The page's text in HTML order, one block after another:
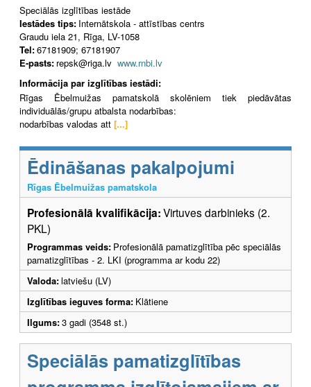
Speciālās izglītības iestāde
Iestādes tips: Internātskola - attīstības centrs
Graudu iela 21, Rīga, LV-1058
Tel:67181909; 67181907
E-pasts: repsk@riga.lv www.rnbi.lv
Informācija par izglītības iestādi:
Rīgas Ēbelmuižas pamatskolā skolēniem tiek piedāvātas
individuālās/grupu atbalsta nodarbības:
nodarbības valodas att [...]
Ēdināšanas pakalpojumi
Rīgas Ēbelmuižas pamatskola
Profesionālā kvalifikācija:Virtuves darbinieks (2.
PKL)
Programmas veids: Profesionālā pamatizglītība pēc speciālās
pamatizglītības - 2. LKI (programma ar kodu 22)
Valoda:latviešu (LV)
Izglītības ieguves forma: Klātiene
Ilgums:3 gadi (3548 st.)
Speciālās pamatizglītības